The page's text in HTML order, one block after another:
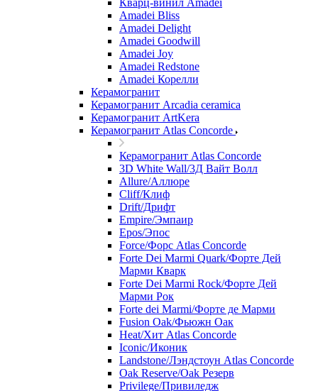
Кварц-винил Amadei
Amadei Bliss
Amadei Delight
Amadei Goodwill
Amadei Joy
Amadei Redstone
Amadei Корелли
Керамогранит
Керамогранит Arcadia ceramica
Керамогранит ArtKera
Керамогранит Atlas Concorde
Керамогранит Atlas Concorde
3D White Wall/3Д Вайт Волл
Allure/Аллюрe
Cliff/Клиф
Drift/Дрифт
Empire/Эмпаир
Epos/Эпос
Force/Фoрс Atlas Concorde
Forte Dei Marmi Quark/Форте Дей
Марми Кварк
Forte Dei Marmi Rock/Форте Дей
Марми Рок
Forte dei Marmi/Форте де Марми
Fusion Oak/Фьюжн Оак
Heat/Xит Atlas Concorde
Iconic/Иконик
Landstone/Лэндстоун Atlas Concorde
Oak Reserve/Оak Резepв
Privilege/Привиледж